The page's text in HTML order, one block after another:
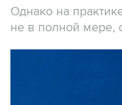
Однако на
не в полной мере,